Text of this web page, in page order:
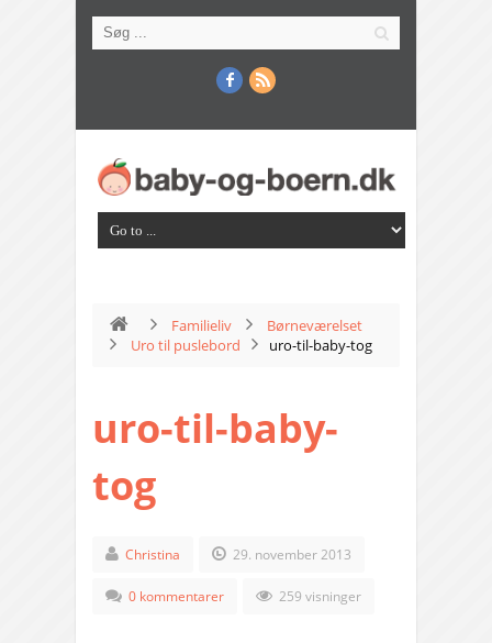
Familieliv
Børneværelset
Uro til puslebord
uro-til-baby-tog
uro-til-baby-
tog
Christina 29. november 2013
0 kommentarer 259 visninger